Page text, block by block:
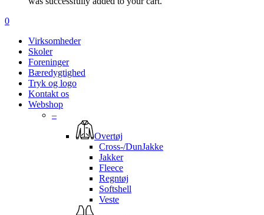
Menu
search
account
0
Virksomheder
Skoler
Foreninger
Bæredygtighed
Tryk og logo
Kontakt os
Webshop
–
Overtøj
Cross-/DunJakke
Jakker
Fleece
Regntøj
Softshell
Veste